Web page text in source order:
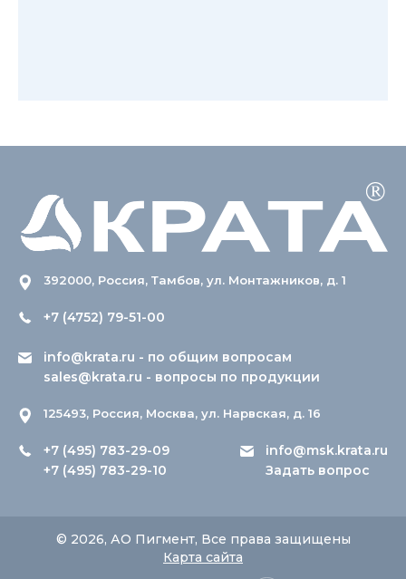
392000, Россия, Тамбов, ул. Монтажников, д. 1
+7 (4752) 79-51-00
info@krata.ru - по общим вопросам
sales@krata.ru - вопросы по продукции
125493, Россия, Москва, ул. Нарвская, д. 16
+7 (495) 783-29-09
+7 (495) 783-29-10
info@msk.krata.ru
Задать вопрос
© 2026, АО Пигмент, Все права защищены
Карта сайта